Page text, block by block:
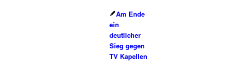
Am Ende
ein
deutlicher
Sieg gegen
TV Kapellen